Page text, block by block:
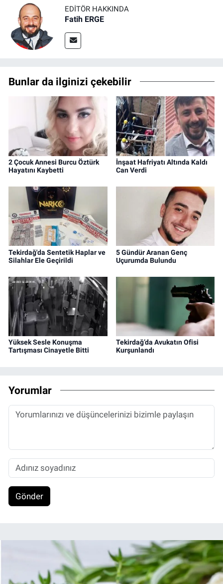
EDITÖR HAKKINDA
Fatih ERGE
Bunlar da ilginizi çekebilir
2 Çocuk Annesi Burcu Öztürk
Hayatını Kaybetti
İnşaat Hafriyatı Altında Kaldı
Can Verdi
Tekirdağ'da Sentetik Haplar ve
Silahlar Ele Geçirildi
5 Gündür Aranan Genç
Uçurumda Bulundu
Yüksek Sesle Konuşma
Tartışması Cinayetle Bitti
Tekirdağ’da Avukatın Ofisi
Kurşunlandı
Yorumlar
Gönder